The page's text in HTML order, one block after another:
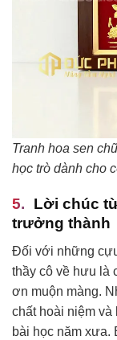
Tranh hoa sen
học trò dành cho
Lời chúc
trưởng thành
Đối với những
thầy cô về hưu là
ơn muộn màng.
chất hoài niệm
bài học năm xưa.